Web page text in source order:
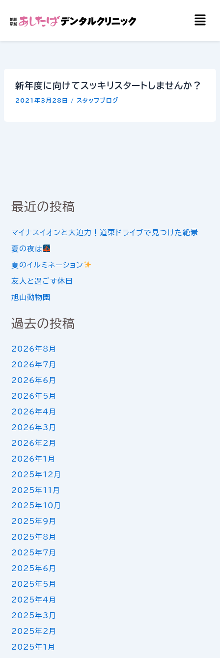
メ
ニ
新年度に向けてスッキリスタートしませんか？
2021年3月28日 / スタッフブログ
最近の投稿
マイナスイオンと大迫力！道東ドライブで見つけた絶景
夏の夜は
夏のイルミネーション
友人と過ごす休日
旭山動物園
過去の投稿
2026年8月
2026年7月
2026年6月
2026年5月
2026年4月
2026年3月
2026年2月
2026年1月
2025年12月
2025年11月
2025年10月
2025年9月
2025年8月
2025年7月
2025年6月
2025年5月
2025年4月
2025年3月
2025年2月
2025年1月